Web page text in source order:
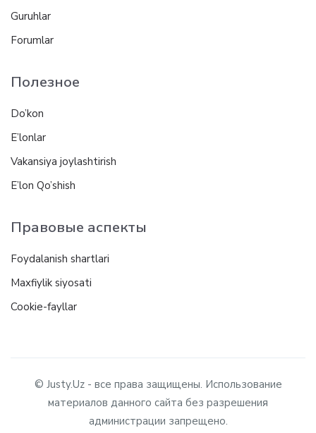
Guruhlar
Forumlar
Полезное
Do’kon
E’lonlar
Vakansiya joylashtirish
E’lon Qo’shish
Правовые аспекты
Foydalanish shartlari
Maxfiylik siyosati
Cookie-fayllar
© Justy.Uz - все права защищены. Использование
материалов данного сайта без разрешения
администрации запрещено.